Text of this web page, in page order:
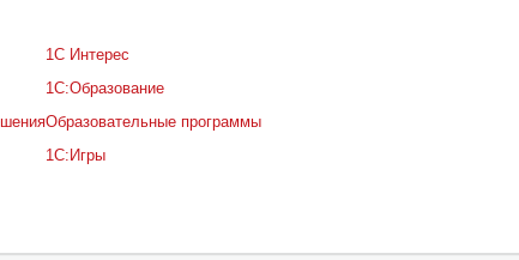
1С Интерес
1С:Образование
Образовательные программы
1С:Игры